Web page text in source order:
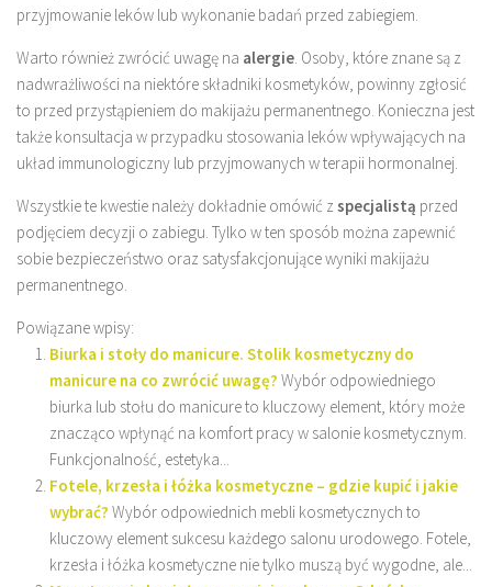
przyjmowanie leków lub wykonanie badań przed zabiegiem.
Warto również zwrócić uwagę na alergie . Osoby, które znane są z
nadwrażliwości na niektóre składniki kosmetyków, powinny zgłosić
to przed przystąpieniem do makijażu permanentnego. Konieczna jest
także konsultacja w przypadku stosowania leków wpływających na
układ immunologiczny lub przyjmowanych w terapii hormonalnej.
Wszystkie te kwestie należy dokładnie omówić z specjalistą przed
podjęciem decyzji o zabiegu. Tylko w ten sposób można zapewnić
sobie bezpieczeństwo oraz satysfakcjonujące wyniki makijażu
permanentnego.
Powiązane wpisy:
Biurka i stoły do manicure. Stolik kosmetyczny do
manicure na co zwrócić uwagę? Wybór odpowiedniego
biurka lub stołu do manicure to kluczowy element, który może
znacząco wpłynąć na komfort pracy w salonie kosmetycznym.
Funkcjonalność, estetyka...
Fotele, krzesła i łóżka kosmetyczne – gdzie kupić i jakie
wybrać? Wybór odpowiednich mebli kosmetycznych to
kluczowy element sukcesu każdego salonu urodowego. Fotele,
krzesła i łóżka kosmetyczne nie tylko muszą być wygodne, ale...